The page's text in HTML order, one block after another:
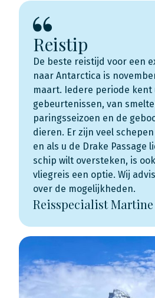
Reistip
De beste reistijd voor een
naar Antarctica is
maart. Iedere periode kent
gebeurtenissen, van
paringsseizoen en de
dieren. Er zijn veel
en als u de Drake Passage
schip wilt oversteken, is
vliegreis een optie. Wij
over de mogelijkheden.
Reisspecialist Martine